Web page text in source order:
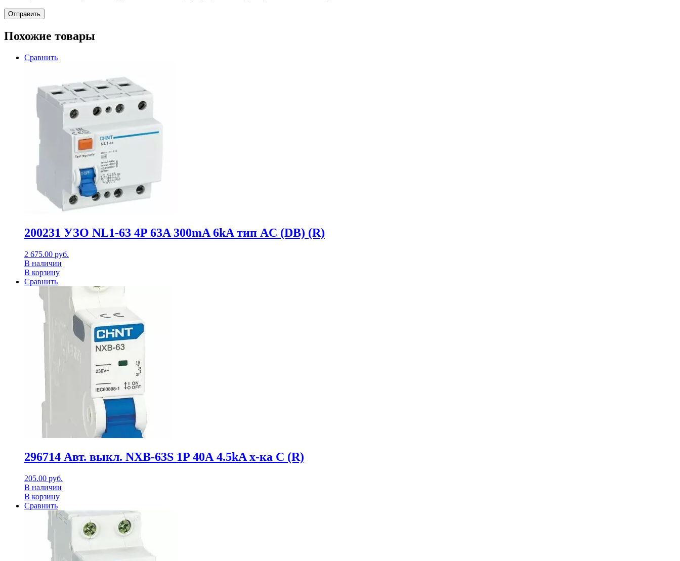
Похожие товары
Сравнить
200231 УЗО NL1-63 4P 63A 300mA 6kA тип AC (DB) (R)
2 675.00 руб.
В наличии
В корзину
Сравнить
296714 Авт. выкл. NXB-63S 1P 40А 4.5kA х-ка C (R)
205.00 руб.
В наличии
В корзину
Сравнить